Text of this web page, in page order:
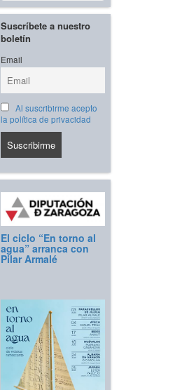
Suscríbete a nuestro
boletín
Email
Al suscribirme acepto
la política de privacidad
El ciclo “En torno al
agua” arranca con
Pilar Armalé